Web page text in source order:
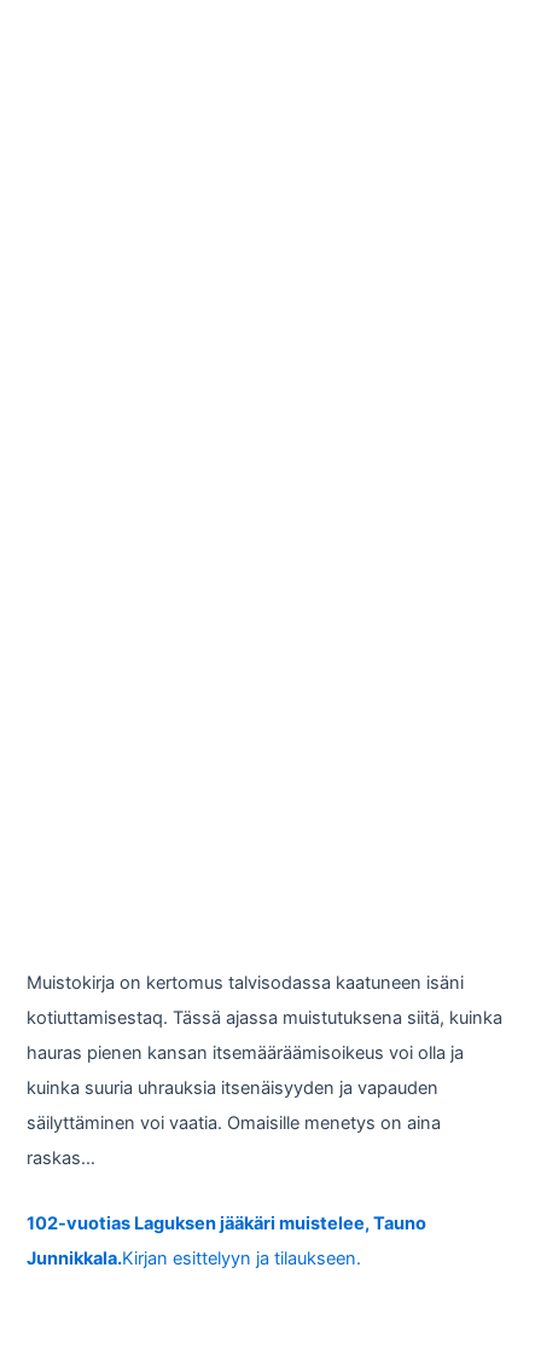
Muistokirja on kertomus talvisodassa kaatuneen isäni
kotiuttamisestaq. Tässä ajassa muistutuksena siitä, kuinka
hauras pienen kansan itsemääräämisoikeus voi olla ja
kuinka suuria uhrauksia itsenäisyyden ja vapauden
säilyttäminen voi vaatia. Omaisille menetys on aina
raskas…
102-vuotias Laguksen jääkäri muistelee, Tauno
Junnikkala.Kirjan esittelyyn ja tilaukseen.